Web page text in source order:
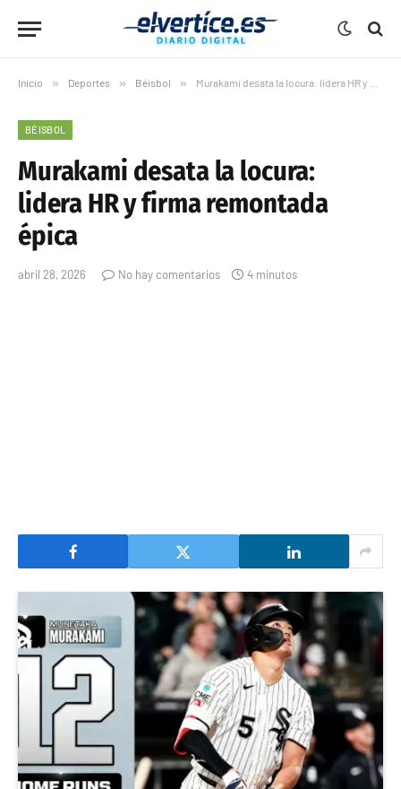
Inicio » Deportes » Béisbol » Murakami desata la locura: lidera HR y firma remontada épica
BÉISBOL
Murakami desata la locura:
lidera HR y firma remontada
épica
abril 28, 2026 No hay comentarios 4 minutos